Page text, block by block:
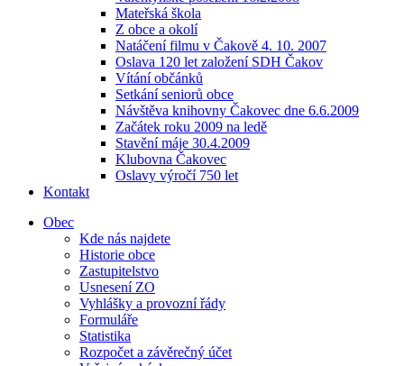
Mateřská škola
Z obce a okolí
Natáčení filmu v Čakově 4. 10. 2007
Oslava 120 let založení SDH Čakov
Vítání občánků
Setkání seniorů obce
Návštěva knihovny Čakovec dne 6.6.2009
Začátek roku 2009 na ledě
Stavění máje 30.4.2009
Klubovna Čakovec
Oslavy výročí 750 let
Kontakt
Obec
Kde nás najdete
Historie obce
Zastupitelstvo
Usnesení ZO
Vyhlášky a provozní řády
Formuláře
Statistika
Rozpočet a závěrečný účet